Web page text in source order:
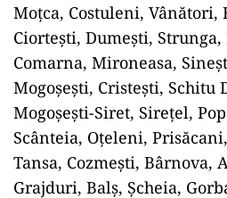
Moțca, Costuleni, Vânători,
Ciortești, Dumești,
Comarna, Mironeasa,
Mogoșești, Cristești, Schitu
Mogoșești-Siret, Sirețel,
Scânteia, Oțeleni,
Tansa, Cozmești, Bârnova,
Grajduri, Balș, Șcheia,